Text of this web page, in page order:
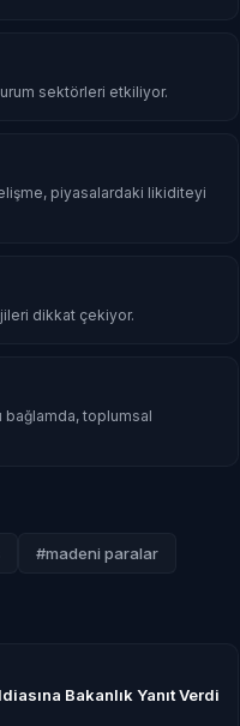
sektörleri etkiliyor.
piyasalardaki likiditeyi
dikkat çekiyor.
bağlamda, toplumsal
#madeni paralar
Bakanlık Yanıt Verdi